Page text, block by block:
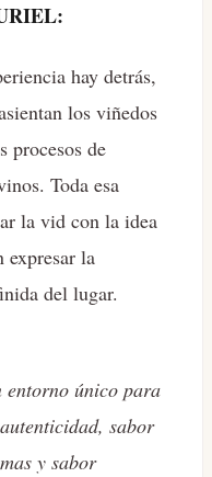
hay detrás,
los viñedos
procesos de
Toda esa
la vid con la idea
expresar la
del lugar.
entorno único para
sabor
y sabor